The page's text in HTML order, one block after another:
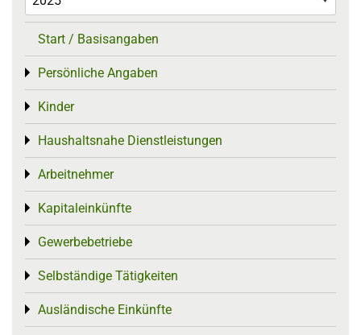
Start / Basisangaben
Persönliche Angaben
Toggle menu
Kinder
Toggle menu
Haushaltsnahe Dienstleistungen
Toggle menu
Arbeitnehmer
Toggle menu
Kapitaleinkünfte
Toggle menu
Gewerbebetriebe
Toggle menu
Selbständige Tätigkeiten
Toggle menu
Ausländische Einkünfte
Toggle menu